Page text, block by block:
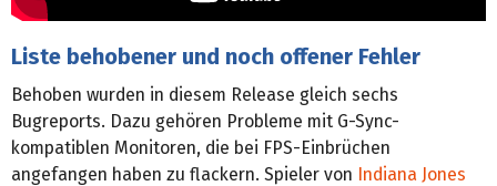
Liste behobener und noch offener Fehler
Behoben wurden in diesem Release gleich sechs
Bugreports. Dazu gehören Probleme mit G-Sync-
kompatiblen Monitoren, die bei FPS-Einbrüchen
angefangen haben zu flackern. Spieler von Indiana Jones